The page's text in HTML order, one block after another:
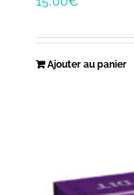
Ajouter au panier